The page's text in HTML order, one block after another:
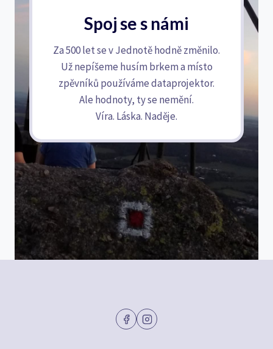
Spoj se s námi
Za 500 let se v Jednotě hodně změnilo.
Už nepíšeme husím brkem a místo
zpěvníků používáme dataprojektor.
Ale hodnoty, ty se nemění.
Víra. Láska. Naděje.